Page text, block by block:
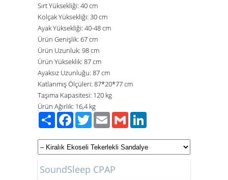
Sırt Yüksekliği: 40 cm
Kolçak Yüksekliği: 30cm
Ayak Yüksekliği: 40-48 cm
Ürün Genişlik: 67 cm
Ürün Uzunluk: 98cm
Ürün Yükseklik: 87cm
Ayaksız Uzunluğu: 87 cm
Katlanmış Ölçüleri: 87*20*77 cm
Taşıma Kapasitesi: 120 kg
Ürün Ağırlık: 16,4 kg
PaylaşFacebook
TwitterEmailGmail
SoundSleep CPAP